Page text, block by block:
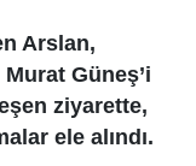
Arslan,
Güneş’i
ziyarette,
ele alındı.